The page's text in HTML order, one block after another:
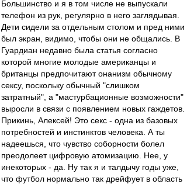
Большинство и я в том числе не выпускали
телефон из рук, регулярно в него заглядывая.
Дети сидели за отдельным столом и пред ними
был экран, видимо, чтобы они не общались. В
Гуардиан недавно была статья согласно
которой многие молодые американцы и
британцы предпочитают онанизм обычному
сексу, поскольку обычный "слишком
затратный", а "мастурбационные возможности"
выросли в связи с появлением новых гаждетов.
Прикинь, Алексей! Это секс - одна из базовых
потребностей и инстинктов человека. А ты
надеешься, что чувство соборности болел
преодолеет цифровую атомизацию. Нее, у
инекоторых - да. Ну так я и талдычу годы уже,
что футбол нормально так дрейфует в область